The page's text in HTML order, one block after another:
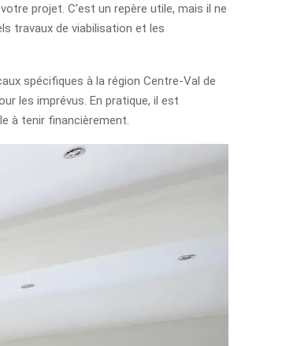
projet. C’est un repère utile, mais il ne
travaux de viabilisation et les
spécifiques à la région Centre-Val de
les imprévus. En pratique, il est
à tenir financièrement.